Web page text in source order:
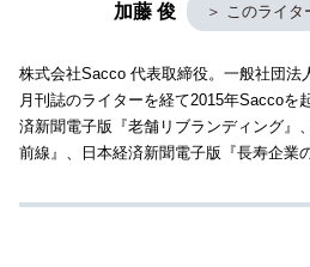
加藤 俊 ＞ このライタ
株式会社Sacco 代表取締役。一般社団法
月刊誌のライターを経て2015年Saccoを
済新聞電子版『老舗リブランディング』
前線』、日本経済新聞電子版『長寿企業